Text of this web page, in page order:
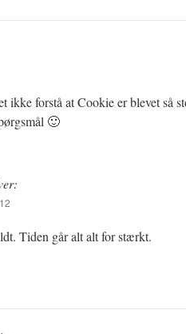
ikke forstå at Cookie er blevet så
🙂
Tiden går alt alt for stærkt.